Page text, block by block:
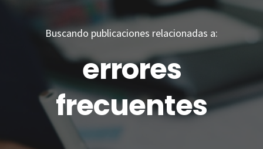
Buscando publicaciones relacionadas a:
errores
frecuentes